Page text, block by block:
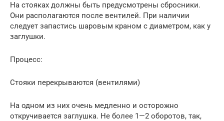
На стояках должны быть предусмотрены сбросники.
Они располагаются после вентилей. При наличии
следует запастись шаровым краном с диаметром, как у
заглушки.
Процесс:
Стояки перекрываются (вентилями)
На одном из них очень медленно и осторожно
откручивается заглушка. Не более 1—2 оборотов, так,